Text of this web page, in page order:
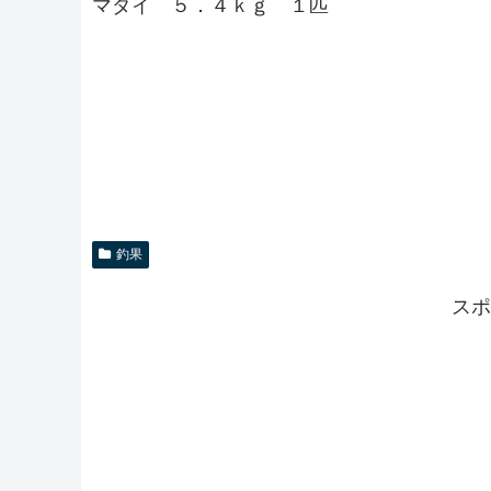
マダイ ５．４ｋｇ １匹
釣果
ス